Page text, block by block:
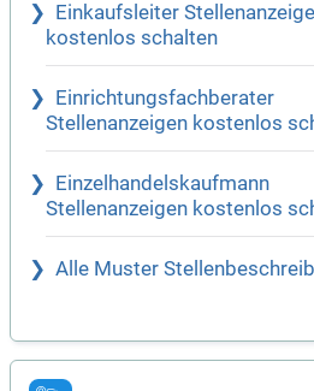
Einkaufsleiter
kostenlos schalten
Einrichtungsfachberater
Stellenanzeigen kostenlos
Einzelhandelskaufmann
Stellenanzeigen kostenlos
Alle Muster